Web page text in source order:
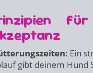
Ein
gibt deinem Hund